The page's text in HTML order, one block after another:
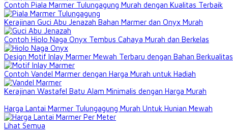
Contoh Piala Marmer Tulungagung Murah dengan Kualitas Terbaik
Kerajinan Guci Abu Jenazah Bahan Marmer dan Onyx Murah
Contoh Hiolo Naga Onyx Tembus Cahaya Murah dan Berkelas
Design Motif Inlay Marmer Mewah Terbaru dengan Bahan Berkualitas
Contoh Vandel Marmer dengan Harga Murah untuk Hadiah
Kerajinan Wastafel Batu Alam Minimalis dengan Harga Murah
Harga Lantai Marmer Tulungagung Murah Untuk Hunian Mewah
Lihat Semua